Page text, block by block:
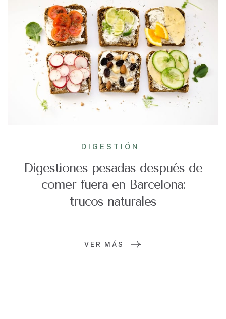
DIGESTIÓN
Digestiones pesadas después de
comer fuera en Barcelona:
trucos naturales
VER MÁS